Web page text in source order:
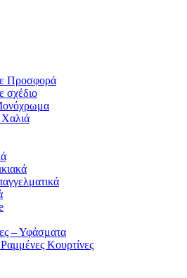
Προσφορά
σχέδιο
Χαλιά
– Υφάσματα
Κουρτίνες